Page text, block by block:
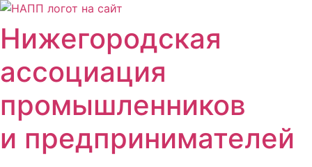
Перейти
содержимому
Нижегородская
ассоциация
промышленников
и предпринимателей